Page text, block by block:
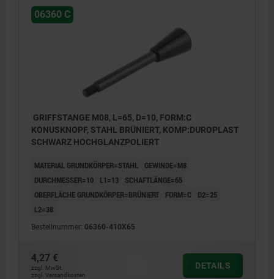
06360 C
GRIFFSTANGE M08, L=65, D=10, FORM:C
KONUSKNOPF, STAHL BRÜNIERT, KOMP:DUROPLAST
SCHWARZ HOCHGLANZPOLIERT
MATERIAL GRUNDKÖRPER=STAHL
GEWINDE=M8
DURCHMESSER=10
L1=13
SCHAFTLÄNGE=65
OBERFLÄCHE GRUNDKÖRPER=BRÜNIERT
FORM=C
D2=25
L2=38
Bestellnummer: 06360-410X65
4,27 €
zzgl. MwSt.
zzgl. Versandkosten
DETAILS